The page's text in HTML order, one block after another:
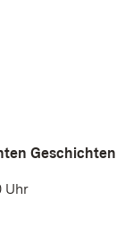
Geschichten
Uhr